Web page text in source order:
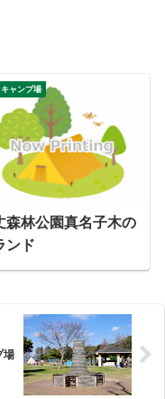
ャンプ場
森林公園真名子木の
ンド
場